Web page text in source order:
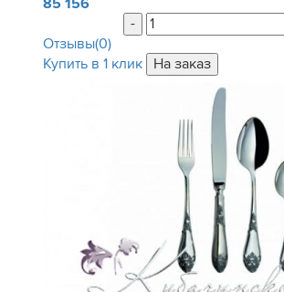
85 156
-
Отзывы(0)
Купить в 1 клик